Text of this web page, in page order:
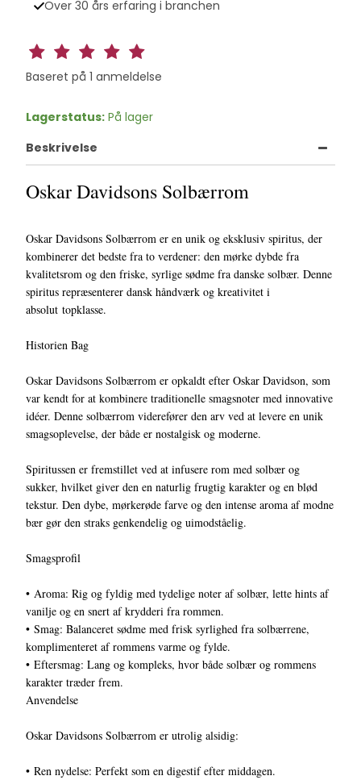
Over 30 års erfaring i branchen
Baseret på 1 anmeldelse
Lagerstatus: På lager
Beskrivelse
Oskar Davidsons Solbærrom
Oskar Davidsons Solbærrom er en unik og eksklusiv spiritus, der
kombinerer det bedste fra to verdener: den mørke dybde fra
kvalitetsrom og den friske, syrlige sødme fra danske solbær. Denne
spiritus repræsenterer dansk håndværk og kreativitet i
absolut topklasse.
Historien Bag
Oskar Davidsons Solbærrom er opkaldt efter Oskar Davidson, som
var kendt for at kombinere traditionelle smagsnoter med innovative
idéer. Denne solbærrom viderefører den arv ved at levere en unik
smagsoplevelse, der både er nostalgisk og moderne.
Spiritussen er fremstillet ved at infusere rom med solbær og
sukker, hvilket giver den en naturlig frugtig karakter og en blød
tekstur. Den dybe, mørkerøde farve og den intense aroma af modne
bær gør den straks genkendelig og uimodståelig.
Smagsprofil
• Aroma: Rig og fyldig med tydelige noter af solbær, lette hints af
vanilje og en snert af krydderi fra rommen.
• Smag: Balanceret sødme med frisk syrlighed fra solbærrene,
komplimenteret af rommens varme og fylde.
• Eftersmag: Lang og kompleks, hvor både solbær og rommens
karakter træder frem.
Anvendelse
Oskar Davidsons Solbærrom er utrolig alsidig:
• Ren nydelse: Perfekt som en digestif efter middagen.